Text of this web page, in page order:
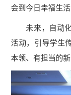
会到今日幸福生活
未来，自动
活动，引导学生
本领、有担当的新